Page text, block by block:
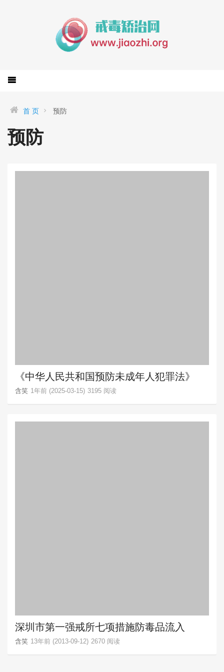
首 页 预防
预防
《中华人民共和国预防未成年人犯罪法》
含笑 1年前 (2025-03-15) 3195 阅读
深圳市第一强戒所七项措施防毒品流入
含笑 13年前 (2013-09-12) 2670 阅读